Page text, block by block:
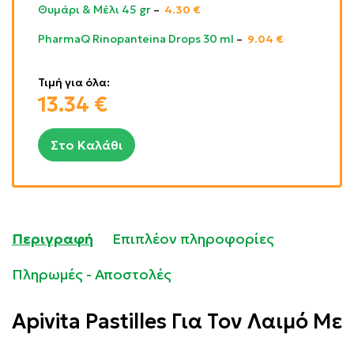
Τιμή για όλα:
13.34 €
Στο Καλάθι
Θυμάρι & Μέλι 45 gr – 4.30 €
PharmaQ Rinopanteina Drops 30 ml – 9.04 €
Περιγραφή
Επιπλέον πληροφορίες
Πληρωμές - Αποστολές
Apivita Pastilles Για Τον Λαιμό Με